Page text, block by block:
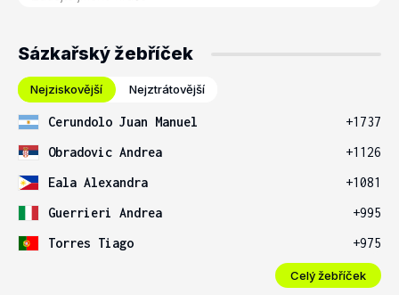
Sázkařský žebříček
Nejziskovější Nejztrátovější
Cerundolo Juan Manuel
+1737
Obradovic Andrea
+1126
Eala Alexandra
+1081
Guerrieri Andrea
+995
Torres Tiago
+975
Celý žebříček